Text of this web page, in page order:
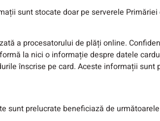
sunt stocate doar pe serverele
a procesatorului de plăți online.
la nici o informație despre datele
înscrise pe card. Aceste informații
sunt prelucrate beneficiază de